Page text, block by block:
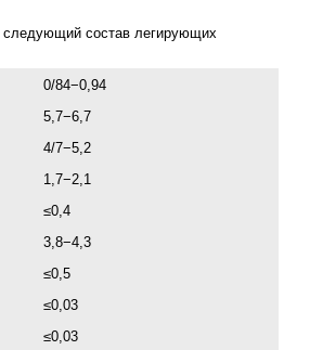
состав легирующих
0/84−0,94
5,7−6,7
4/7−5,2
1,7−2,1
≤0,4
3,8−4,3
≤0,5
≤0,03
≤0,03